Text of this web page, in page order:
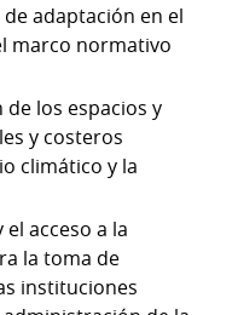
adaptación en el
marco normativo
los espacios y
y costeros
climático y la
acceso a la
la toma de
instituciones